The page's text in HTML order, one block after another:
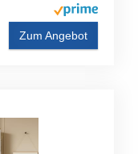
Zum Angebot